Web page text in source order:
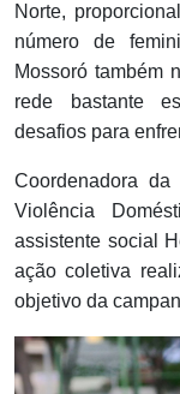
Norte,
número de
Mossoró também
rede bastante
desafios para
Coordenadora
Violência
assistente social
ação coletiva
objetivo da